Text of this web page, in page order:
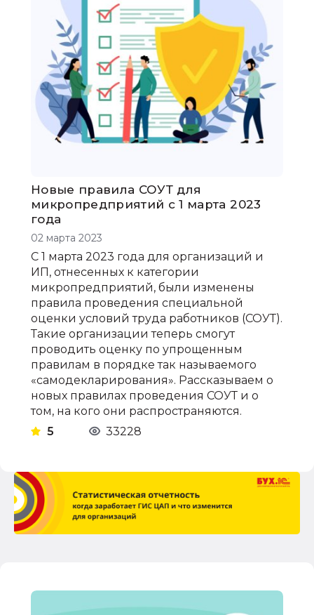
Новые правила СОУТ для
микропредприятий с 1 марта 2023
года
02 марта 2023
С 1 марта 2023 года для организаций и
ИП, отнесенных к категории
микропредприятий, были изменены
правила проведения специальной
оценки условий труда работников (СОУТ).
Такие организации теперь смогут
проводить оценку по упрощенным
правилам в порядке так называемого
«самодекларирования». Рассказываем о
новых правилах проведения СОУТ и о
том, на кого они распространяются.
5
33228